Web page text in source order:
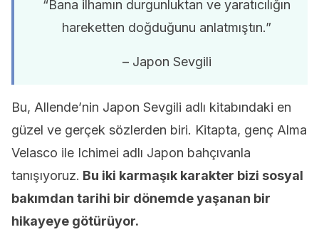
“Bana ilhamın durgunluktan ve yaratıcılığın
hareketten doğduğunu anlatmıştın.”
– Japon Sevgili
Bu, Allende’nin Japon Sevgili adlı kitabındaki en
güzel ve gerçek sözlerden biri. Kitapta, genç Alma
Velasco ile Ichimei adlı Japon bahçıvanla
tanışıyoruz. Bu iki karmaşık karakter bizi sosyal
bakımdan tarihi bir dönemde yaşanan bir
hikayeye götürüyor.